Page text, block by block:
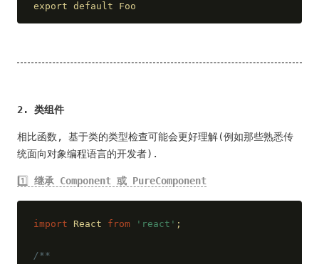
export default Foo
2. 类组件
相比函数, 基于类的类型检查可能会更好理解(例如那些熟悉传
统面向对象编程语言的开发者).
1️⃣ 继承 Component 或 PureComponent
import React from 'react' ;
/**